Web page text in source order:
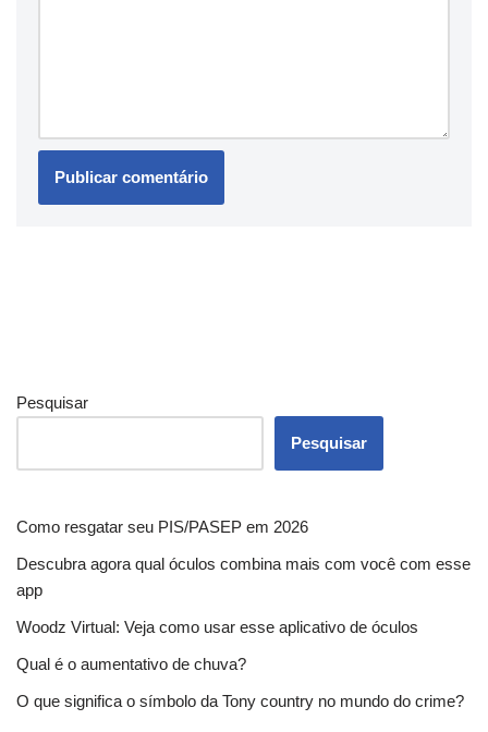
Pesquisar
Pesquisar
Como resgatar seu PIS/PASEP em 2026
Descubra agora qual óculos combina mais com você com esse
app
Woodz Virtual: Veja como usar esse aplicativo de óculos
Qual é o aumentativo de chuva?
O que significa o símbolo da Tony country no mundo do crime?